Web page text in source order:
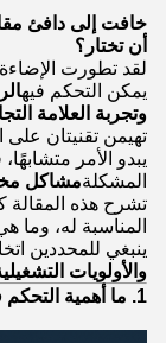
خافت إلى دافئ
أن تختار؟
لقد تطورت
يمكن التحكم فيه
وتجربة العلامة
تهيمن تقنيتان على
يبدو الأمر
المشكلةمشاكل
تشرح هذه المقالة
المناسبة له، وما
ينبغي للمحددين
والأولويات
1. ما أهمية التحكم في درجة حرارة اللون اليوم؟